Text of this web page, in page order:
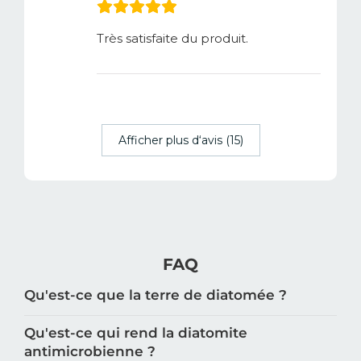
Très satisfaite du produit.
Afficher plus d‘avis (15)
FAQ
Qu'est-ce que la terre de diatomée ?
Qu'est-ce qui rend la diatomite
antimicrobienne ?